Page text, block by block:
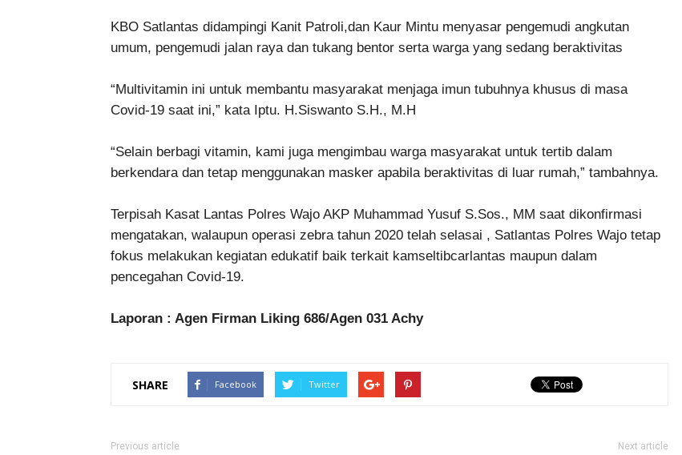
KBO Satlantas didampingi Kanit Patroli,dan Kaur Mintu menyasar pengemudi angkutan
umum, pengemudi jalan raya dan tukang bentor serta warga yang sedang beraktivitas
“Multivitamin ini untuk membantu masyarakat menjaga imun tubuhnya khusus di masa
Covid-19 saat ini,” kata Iptu. H.Siswanto S.H., M.H
“Selain berbagi vitamin, kami juga mengimbau warga masyarakat untuk tertib dalam
berkendara dan tetap menggunakan masker apabila beraktivitas di luar rumah,” tambahnya.
Terpisah Kasat Lantas Polres Wajo AKP Muhammad Yusuf S.Sos., MM saat dikonfirmasi
mengatakan, walaupun operasi zebra tahun 2020 telah selasai , Satlantas Polres Wajo tetap
fokus melakukan kegiatan edukatif baik terkait kamseltibcarlantas maupun dalam
pencegahan Covid-19.
Laporan : Agen Firman Liking 686/Agen 031 Achy
SHARE Facebook Twitter
Previous article Next article